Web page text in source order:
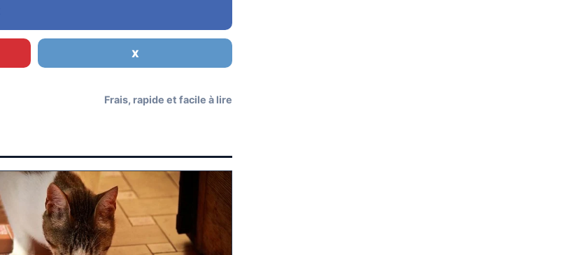
X
Frais, rapide et facile à lire